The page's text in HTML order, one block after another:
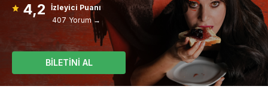
4,2
İzleyici Puanı
407 Yorum →
BİLETİNİ AL